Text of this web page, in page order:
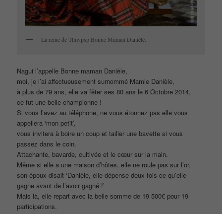
La reine de Tlmvpsp Bonne Maman Danièle.
Nagui l’appelle Bonne maman Danièle,
moi, je l’ai affectueusement surnommé Mamie Danièle,
à plus de 79 ans, elle va fêter ses 80 ans le 6 Octobre 2014,
ce fut une belle championne !
Si vous l’avez au téléphone, ne vous étonnez pas elle vous
appellera ‘mon petit’,
vous invitera à boire un coup et tailler une bavette si vous
passez dans le coin.
Attachante, bavarde, cultivée et le cœur sur la main.
Même si elle a une maison d’hôtes, elle ne roule pas sur l’or,
son époux disait ‘Danièle, elle dépense deux fois ce qu’elle
gagne avant de l’avoir gagné !’
Mais là, elle repart avec la belle somme de 19 500€ pour 19
participations.